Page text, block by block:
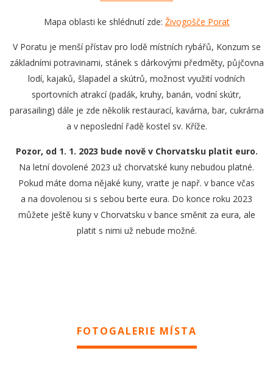
Mapa oblasti ke shlédnutí zde: Živogošče Porat
V Poratu je menší přístav pro lodě místních rybářů, Konzum se
základními potravinami, stánek s dárkovými předměty, půjčovna
lodí, kajaků, šlapadel a skútrů, možnost využití vodních
sportovních atrakcí (padák, kruhy, banán, vodní skútr,
parasailing) dále je zde několik restaurací, kavárna, bar, cukrárna
a v neposlední řadě kostel sv. Kříže.
Pozor, od 1. 1. 2023 bude nově v Chorvatsku platit euro.
Na letní dovolené 2023 už chorvatské kuny nebudou platné.
Pokud máte doma nějaké kuny, vraťte je např. v bance včas
a na dovolenou si s sebou berte eura. Do konce roku 2023
můžete ještě kuny v Chorvatsku v bance směnit za eura, ale
platit s nimi už nebude možné.
FOTOGALERIE MÍSTA